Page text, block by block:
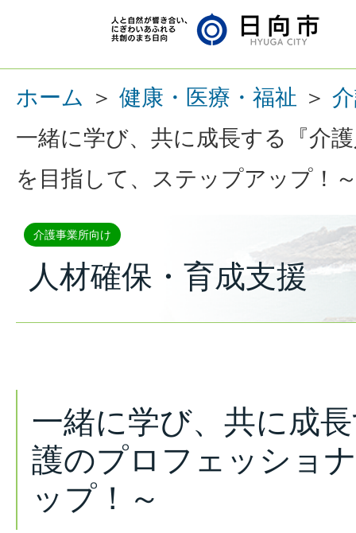
ホーム ＞ 健康・医療・福祉 ＞
一緒に学び、共に成長する『介
を目指して、ステップアップ！
介護事業所向け
人材確保・育成支援
一緒に学び、共に成
護のプロフェッショ
ップ！～